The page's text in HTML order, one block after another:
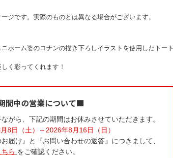
ージです。実際のものとは異なる場合がございます。
ホーム姿のコナンの描き下ろしイラストを使用したトート
く彩ってくれます！
間中の営業について■
がら、下記の期間はお休みさせていただきます。
8日（土）～2026年8月16日（日）
お届け』と『お問い合わせの返答』につきまして、
ら をご確認ください。